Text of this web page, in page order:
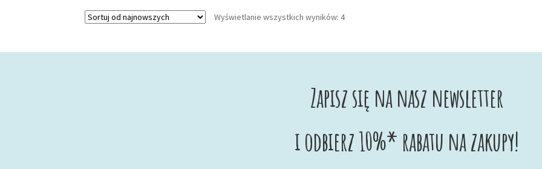
Wyświetlanie wszystkich wyników: 4Posortowane
Zapisz się na nasz newsletter
i odbierz 10%* rabatu na zakupy!